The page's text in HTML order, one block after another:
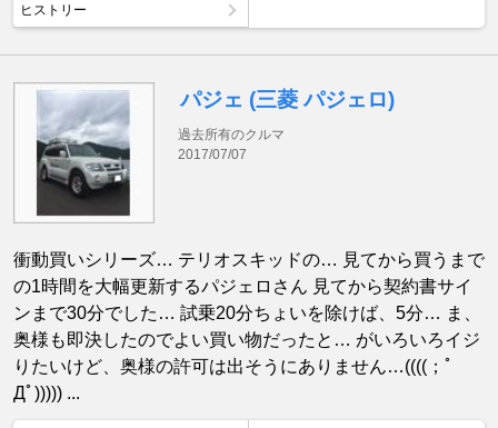
ヒストリー
パジェ (三菱 パジェロ)
過去所有のクルマ
2017/07/07
衝動買いシリーズ… テリオスキッドの… 見てから買うまで
の1時間を大幅更新するパジェロさん 見てから契約書サイ
ンまで30分でした… 試乗20分ちょいを除けば、5分… ま、
奥様も即決したのでよい買い物だったと… がいろいろイジ
りたいけど、奥様の許可は出そうにありません…((((；ﾟ
Дﾟ))))) ...